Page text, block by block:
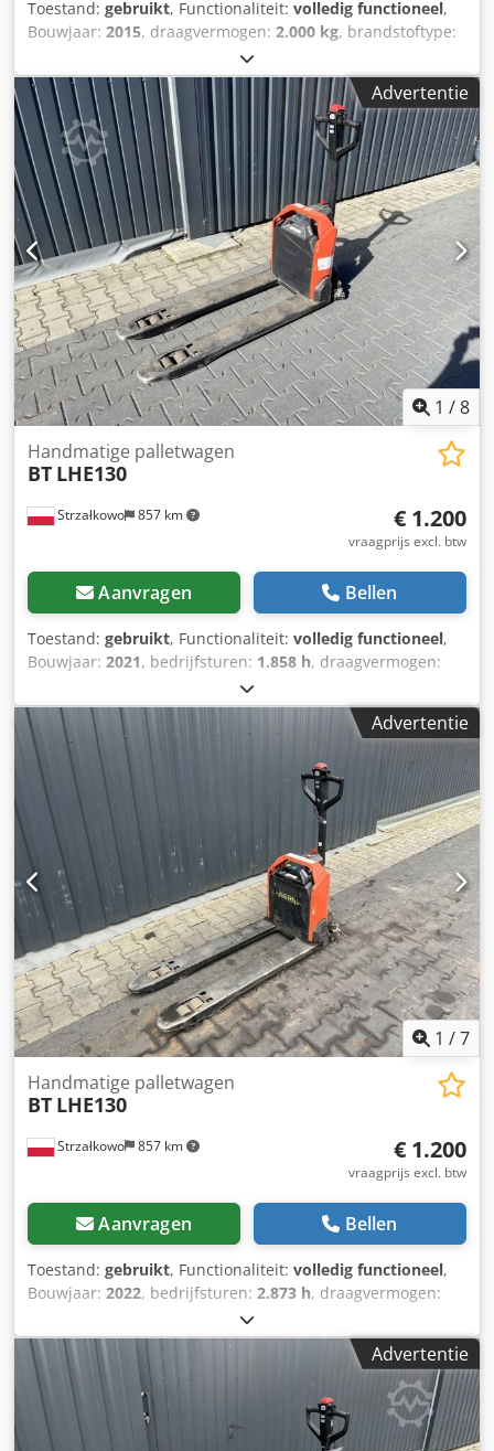
Toestand: gebruikt, Functionaliteit: volledig functioneel,
Bouwjaar: 2015, draagvermogen: 2.000 kg, brandstoftype:
Elektro
Ezgox Agmsrf Staat: Klaar voor gebruik en volledig
functioneel Technische staat: goed Batterijvoltage: 24V
Bouwjaar batterij: 2019
Advertentie
1 /8
Strzałkowo 857 km
Handmatige palletwagen
BT LHE130
€ 1.200
vraagprijs excl. btw
Aanvragen Bellen
Toestand: gebruikt, Functionaliteit: volledig functioneel,
Bouwjaar: 2021, bedrijfsturen: 1.858 h, draagvermogen:
elektrisch
Lage heftruck Staat: Klaar voor gebruik en volledig
functioneel Technische staat: goed Cjdpfozdwzdsx Agmsrf
Batterijvoltage: 24V Accutype: Lithium-ion
Advertentie
1 /7
Strzałkowo 857 km
Handmatige palletwagen
BT LHE130
€ 1.200
vraagprijs excl. btw
Aanvragen Bellen
Toestand: gebruikt, Functionaliteit: volledig functioneel,
Bouwjaar: 2022, bedrijfsturen: 2.873 h, draagvermogen:
elektrisch
Lage heftruck Staat: Klaar voor gebruik en volledig
functioneel Technische staat: goed Batterijvoltage: 24V
Accutype: Lithium-ion Codpozdwzqofx Agmorf
Advertentie